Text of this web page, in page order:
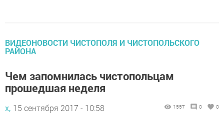
ВИДЕОНОВОСТИ ЧИСТОПОЛЯ И ЧИСТОПОЛЬСКОГО
РАЙОНА
Чем запомнилась чистопольцам
прошедшая неделя
х, 15 сентября 2017 - 10:58 1557 0 0